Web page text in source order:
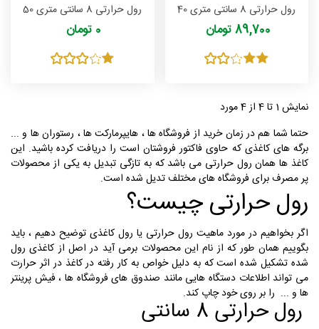
رول حرارتی 8 سانتی متری 40
متری
89,700 تومان
رول حرارتی 8 سانتی متری 50
متری 0 تومان
نمایش 1 تا 4 از 4 مورد
حتما شما هم در زمان خرید از فروشگاه ها ، هایپرمارکت ها ، رستوران ها و ...
برگه های کاغذی که حاوی فاکتور فروشتان است را دریافت کرده باشید. این
کاغذ ها همان رول حرارتی می باشد که به تازگی تبدیل به یکی از محصولات
پر مصرف برای فروشگاه های مختلف تدیل شده است.
رول حرارتی چیست؟
اگر بخواهیم در مورد ماهیت رول حرارتی یا رول کاغذی توضیح دهیم ، باید
بگوییم همان طور که از نام این محصولات برمی آید در اصل از کاغذی رول
شده تشکیل شده است که به دلیل خواص به کار رفته در کاغذ در اثر حرارت
می تواند اطلاعات دستگاه هایی مانند صندوق های فروشگاه ها ، فیش پرینتر
ها و ... را بر روی خود چاپ کند.
رول حرارتی 8 سانتی